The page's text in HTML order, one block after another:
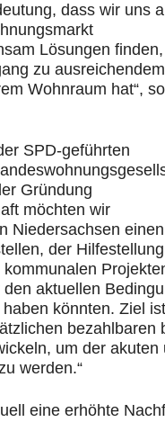
dass wir uns
Lösungen
zu
Wohnraum hat“, so
SPD-geführten
Gründung
möchten wir
Niedersachsen
der
aktuellen
könnten. Ziel
bezahlbaren
um der akuten
werden.“
eine erhöhte